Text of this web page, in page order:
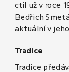
ctil už v roce
Bedřich
aktuální v
Tradice
Tradice